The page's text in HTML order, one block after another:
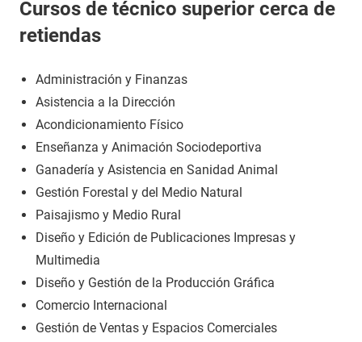
Cursos de técnico superior cerca de
retiendas
Administración y Finanzas
Asistencia a la Dirección
Acondicionamiento Físico
Enseñanza y Animación Sociodeportiva
Ganadería y Asistencia en Sanidad Animal
Gestión Forestal y del Medio Natural
Paisajismo y Medio Rural
Diseño y Edición de Publicaciones Impresas y
Multimedia
Diseño y Gestión de la Producción Gráfica
Comercio Internacional
Gestión de Ventas y Espacios Comerciales